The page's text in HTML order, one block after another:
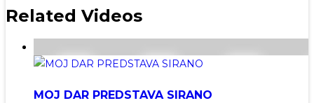
Related Videos
MOJ DAR PREDSTAVA SIRANO